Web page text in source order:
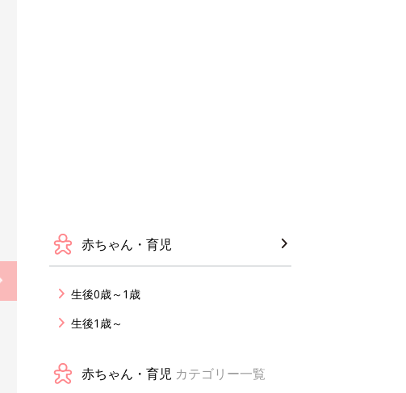
赤ちゃん・育児
生後0歳～1歳
生後1歳～
赤ちゃん・育児 カテゴリー一覧